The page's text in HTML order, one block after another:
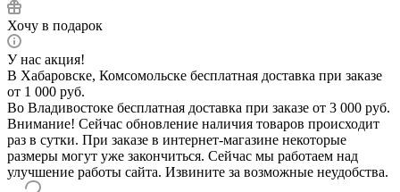
Хочу в подарок
У нас акция!
В Хабаровске, Комсомольске бесплатная доставка при заказе
от 1 000 руб.
Во Владивостоке бесплатная доставка при заказе от 3 000 руб.
Внимание! Сейчас обновление наличия товаров происходит
раз в сутки. При заказе в интернет-магазине некоторые
размеры могут уже закончиться. Сейчас мы работаем над
улучшение работы сайта. Извините за возможные неудобства.